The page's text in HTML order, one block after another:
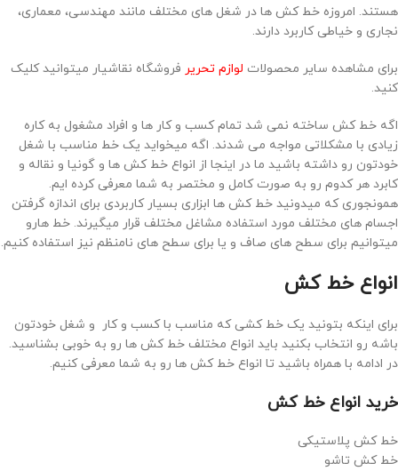
هستند. امروزه خط کش ها در شغل های مختلف مانند مهندسی، معماری،
نجاری و خیاطی کاربرد دارند.
برای مشاهده سایر محصولات لوازم تحریر فروشگاه نقاشیار میتوانید کلیک
کنید.
اگه خط کش ساخته نمی شد تمام کسب و کار ها و افراد مشغول به کاره
زیادی با مشکلاتی مواجه می شدند. اگه میخواید یک خط مناسب با شغل
خودتون رو داشته باشید ما در اینجا از انواع خط کش ها و گونیا و نقاله و
کابرد هر کدوم رو به صورت کامل و مختصر به شما معرفی کرده ایم.
همونجوری که میدونید خط کش ها ابزاری بسیار کاربردی برای اندازه گرفتن
اجسام های مختلف مورد استفاده مشاغل مختلف قرار میگیرند. خط هارو
میتوانیم برای سطح های صاف و یا برای سطح های نامنظم نیز استفاده کنیم.
انواع خط کش
برای اینکه بتونید یک خط کشی که مناسب با کسب و کار و شغل خودتون
باشه رو انتخاب بکنید باید انواع مختلف خط کش ها رو به خوبی بشناسید.
در ادامه با همراه باشید تا انواع خط کش ها رو به شما معرفی کنیم.
خرید انواع خط کش
خط کش پلاستیکی
خط کش تاشو